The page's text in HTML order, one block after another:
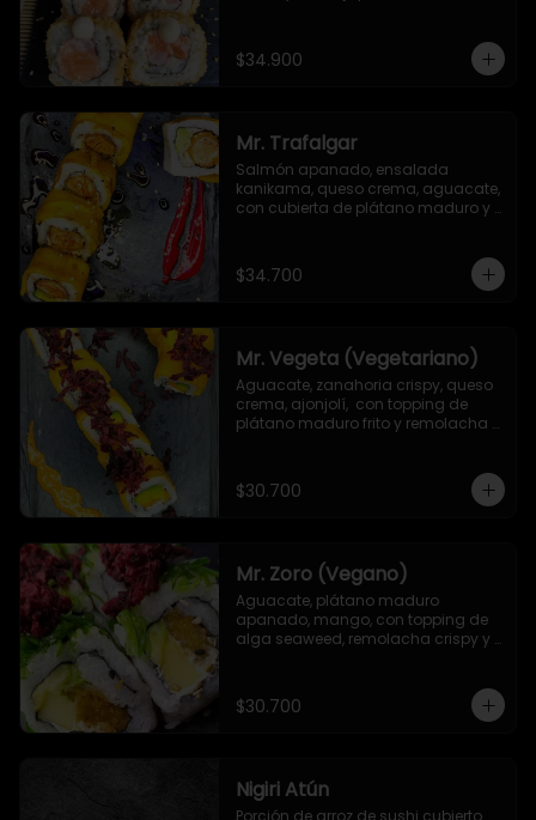
$34.900
Mr. Trafalgar
Salmón apanado, ensalada
kanikama, queso crema, aguacate,
con cubierta de plátano maduro y
$34.700
Mr. Vegeta (Vegetariano)
Aguacate, zanahoria crispy, queso
crema, ajonjolí,  con topping de
plátano maduro frito y remolacha
$30.700
Mr. Zoro (Vegano)
Aguacate, plátano maduro
apanado, mango, con topping de
alga seaweed, remolacha crispy y
$30.700
Nigiri Atún
Porción de arroz de sushi cubierto